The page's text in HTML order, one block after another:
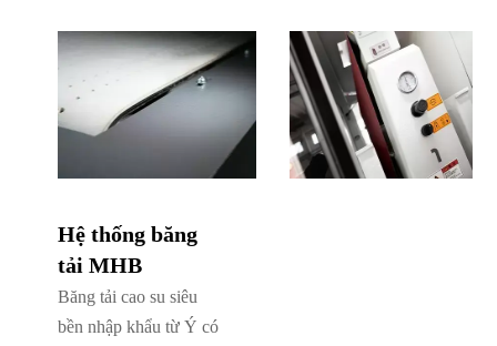
Hệ thống băng
tải MHB
Băng tải cao su siêu
bền nhập khẩu từ Ý có